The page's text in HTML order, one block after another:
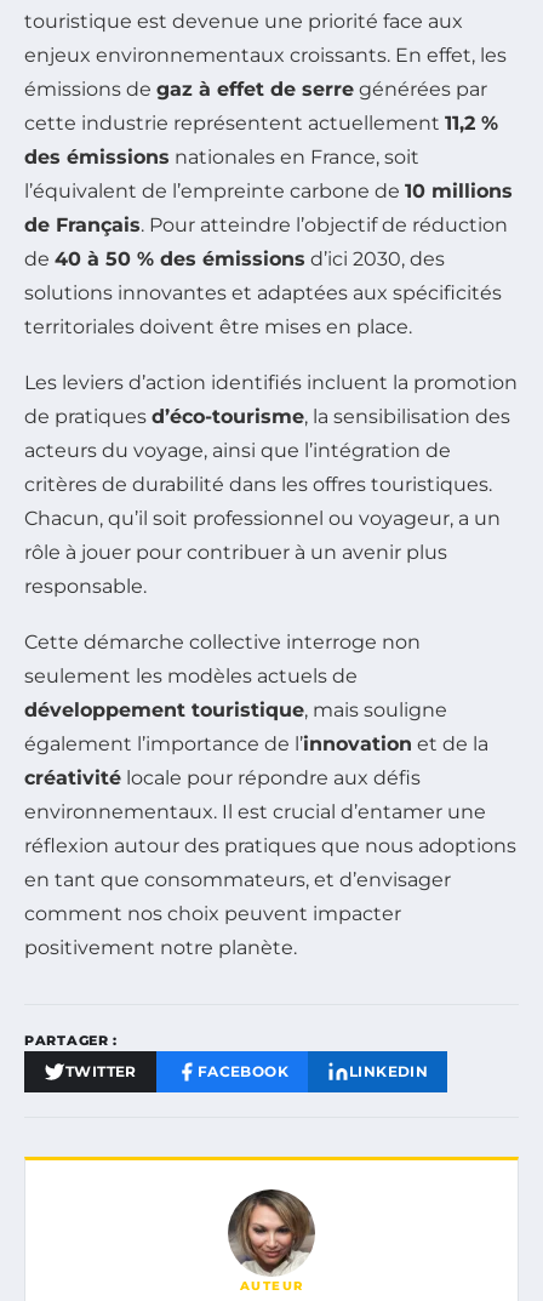
touristique est devenue une priorité face aux
enjeux environnementaux croissants. En effet, les
émissions de gaz à effet de serre générées par
cette industrie représentent actuellement 11,2 %
des émissions nationales en France, soit
l’équivalent de l’empreinte carbone de 10 millions
de Français. Pour atteindre l’objectif de réduction
de 40 à 50 % des émissions d’ici 2030, des
solutions innovantes et adaptées aux spécificités
territoriales doivent être mises en place.
Les leviers d’action identifiés incluent la promotion
de pratiques d’éco-tourisme, la sensibilisation des
acteurs du voyage, ainsi que l’intégration de
critères de durabilité dans les offres touristiques.
Chacun, qu’il soit professionnel ou voyageur, a un
rôle à jouer pour contribuer à un avenir plus
responsable.
Cette démarche collective interroge non
seulement les modèles actuels de
développement touristique, mais souligne
également l’importance de l’innovation et de la
créativité locale pour répondre aux défis
environnementaux. Il est crucial d’entamer une
réflexion autour des pratiques que nous adoptions
en tant que consommateurs, et d’envisager
comment nos choix peuvent impacter
positivement notre planète.
PARTAGER :
TWITTER FACEBOOK LINKEDIN
AUTEUR